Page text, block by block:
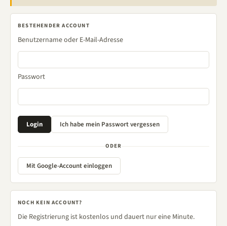
BESTEHENDER ACCOUNT
Benutzername oder E-Mail-Adresse
Passwort
ODER
Mit Google-Account einloggen
NOCH KEIN ACCOUNT?
Die Registrierung ist kostenlos und dauert nur eine Minute.